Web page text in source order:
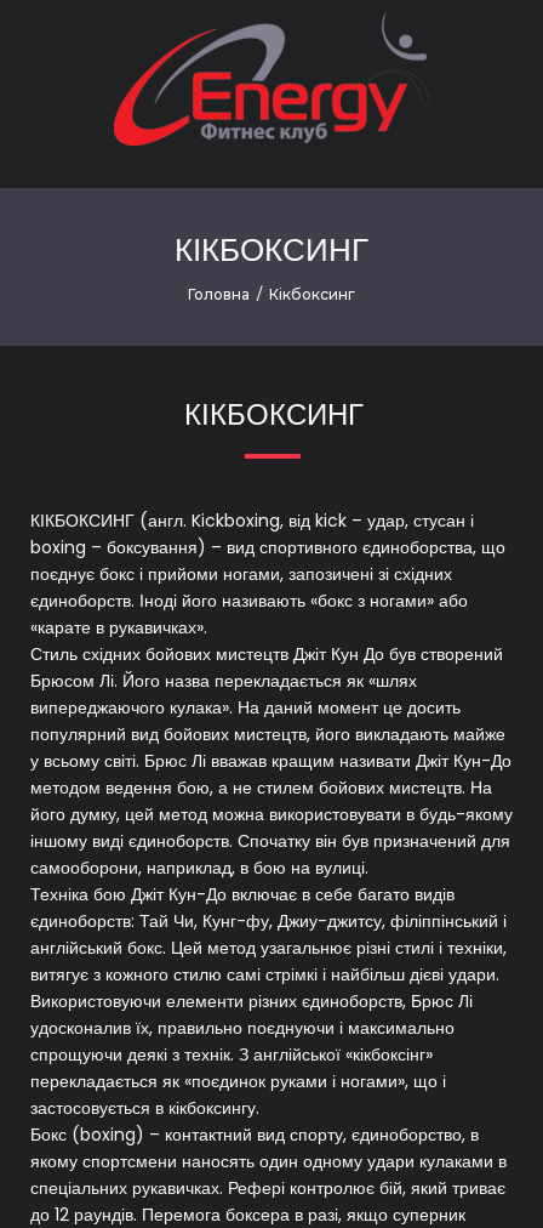
КІКБОКСИНГ
Головна / Кікбоксинг
КІКБОКСИНГ
КІКБОКСИНГ (англ. Kickboxing, від kick – удар, стусан і
boxing – боксування) – вид спортивного єдиноборства, що
поєднує бокс і прийоми ногами, запозичені зі східних
єдиноборств. Іноді його називають «бокс з ногами» або
«карате в рукавичках».
Стиль східних бойових мистецтв Джіт Кун До був створений
Брюсом Лі. Його назва перекладається як «шлях
випереджаючого кулака». На даний момент це досить
популярний вид бойових мистецтв, його викладають майже
у всьому світі. Брюс Лі вважав кращим називати Джіт Кун-До
методом ведення бою, а не стилем бойових мистецтв. На
його думку, цей метод можна використовувати в будь-якому
іншому виді єдиноборств. Спочатку він був призначений для
самооборони, наприклад, в бою на вулиці.
Техніка бою Джіт Кун-До включає в себе багато видів
єдиноборств: Тай Чи, Кунг-фу, Джиу-джитсу, філіппінський і
англійський бокс. Цей метод узагальнює різні стилі і техніки,
витягує з кожного стилю самі стрімкі і найбільш дієві удари.
Використовуючи елементи різних єдиноборств, Брюс Лі
удосконалив їх, правильно поєднуючи і максимально
спрощуючи деякі з технік. З англійської «кікбоксінг»
перекладається як «поєдинок руками і ногами», що і
застосовується в кікбоксингу.
Бокс (boxing) – контактний вид спорту, єдиноборство, в
якому спортсмени наносять один одному удари кулаками в
спеціальних рукавичках. Рефері контролює бій, який триває
до 12 раундів. Перемога боксера в разі, якщо суперник